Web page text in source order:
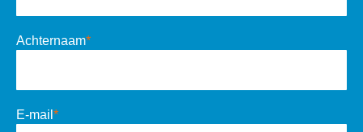
Achternaam*
E-mail *